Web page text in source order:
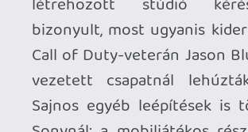
készült, így azok is átélhetik a klasszikus
kalandokat, akik nem csapatban
szeretnének játszani. Júliusban érkezik,
méghozzá egy csokor modernizálással és
áramvonalasítással a kényelmesebb
élményért.